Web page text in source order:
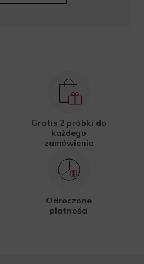
Gratis 2 próbki do
każdego
zamówienia
Odroczone
płatności